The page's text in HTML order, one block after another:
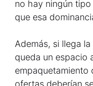
no hay ningún
que esa
Además, si llega
queda un espacio
empaquetamiento
ofertas deberían